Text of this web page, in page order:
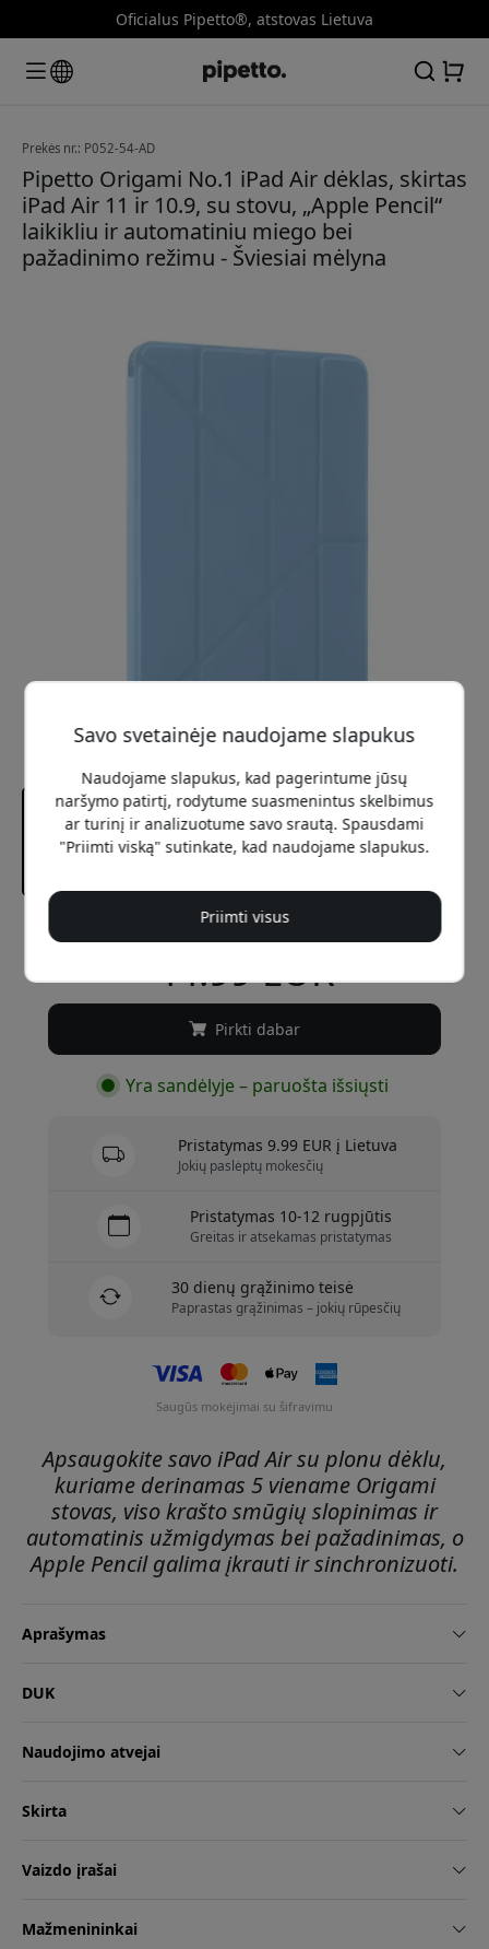
Oficialus Pipetto®, atstovas Lietuva
Prekės nr.: P052-54-AD
Pipetto Origami No.1 iPad Air dėklas, skirtas
iPad Air 11 ir 10.9, su stovu, „Apple Pencil“
laikikliu ir automatiniu miego bei
pažadinimo režimu - Šviesiai mėlyna
44.99 EUR
Pirkti dabar
Yra sandėlyje – paruošta išsiųsti
Pristatymas 9.99 EUR į Lietuva
Jokių paslėptų mokesčių
Pristatymas 10-12 rugpjūtis
Greitas ir atsekamas pristatymas
30 dienų grąžinimo teisė
Paprastas grąžinimas – jokių rūpesčių
Saugūs mokėjimai su šifravimu
Apsaugokite savo iPad Air su plonu dėklu,
kuriame derinamas 5 viename Origami
stovas, viso krašto smūgių slopinimas ir
automatinis užmigdymas bei pažadinimas, o
Apple Pencil galima įkrauti ir sinchronizuoti.
Aprašymas
DUK
Naudojimo atvejai
Skirta
Vaizdo įrašai
Mažmenininkai
Savo svetainėje naudojame slapukus
Naudojame slapukus, kad pagerintume jūsų
naršymo patirtį, rodytume suasmenintus skelbimus
ar turinį ir analizuotume savo srautą. Spausdami
"Priimti viską" sutinkate, kad naudojame slapukus.
Priimti visus